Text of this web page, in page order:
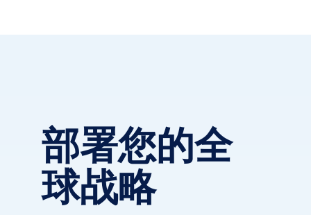
部署您的全
球战略